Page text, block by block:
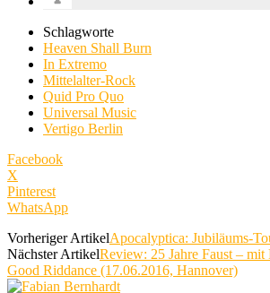
Schlagworte
Heaven Shall Burn
In Extremo
Mittelalter-Rock
Quid Pro Quo
Universal Music
Vertigo Berlin
Facebook
X
Pinterest
WhatsApp
Vorheriger ArtikelApocalyptica: Jubiläums-
Nächster ArtikelReview: 25 Jahre Faust –
Good Riddance (17.06.2016, Hannover)